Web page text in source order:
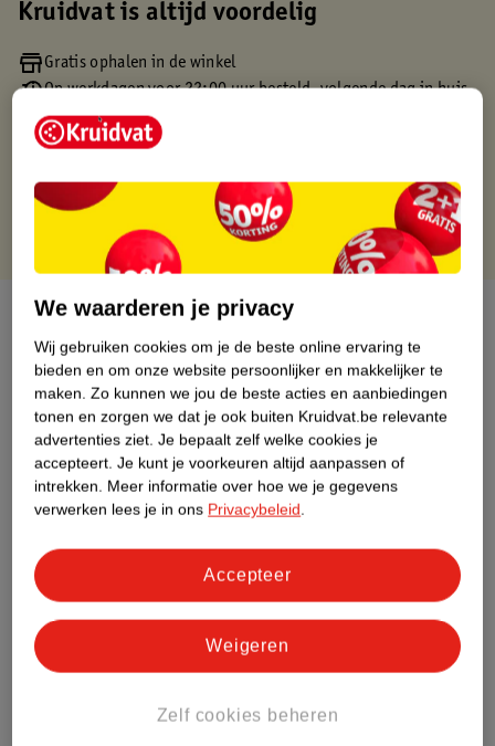
Kruidvat is altijd voordelig
Gratis ophalen in de winkel
Op werkdagen voor 22:00 uur besteld, volgende dag in huis
Gratis thuisbezorgd vanaf 50.00
Gratis retourneren binnen 30 dagen
Over dit product
Productinformatie
Etiketinformatie
Nature Impact Score
Impact Score.
Meer informatie
Bestel & Bezorginformatie
We waarderen je privacy
Wij gebruiken cookies om je de beste online ervaring te
bieden en om onze website persoonlijker en makkelijker te
maken. Zo kunnen we jou de beste acties en aanbiedingen
tonen en zorgen we dat je ook buiten Kruidvat.be relevante
advertenties ziet. Je bepaalt zelf welke cookies je
accepteert. Je kunt je voorkeuren altijd aanpassen of
intrekken. Meer informatie over hoe we je gegevens
verwerken lees je in ons Privacybeleid.
Zelf cookies beheren
Weigeren
Accepteer